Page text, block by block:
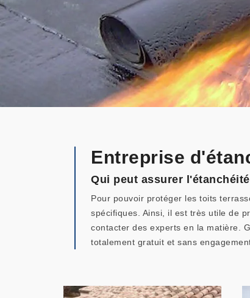
Entreprise
Qui peut assurer
Pour pouvoir protéger les toits
spécifiques. Ainsi, il est très utile de
contacter des experts en la matière.
totalement gratuit et sans